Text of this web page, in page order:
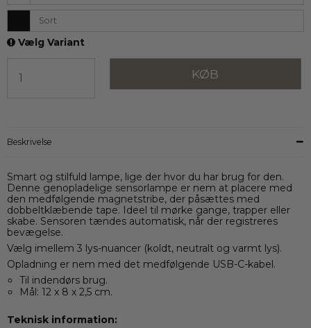
Sort
Vælg Variant
KØB
Beskrivelse
Smart og stilfuld lampe, lige der hvor du har brug for den.
Denne genopladelige sensorlampe er nem at placere med
den medfølgende magnetstribe, der påsættes med
dobbeltklæbende tape. Ideel til mørke gange, trapper eller
skabe. Sensoren tændes automatisk, når der registreres
bevægelse.
Vælg imellem 3 lys-nuancer (koldt, neutralt og varmt lys).
Opladning er nem med det medfølgende USB-C-kabel.
Til indendørs brug.
Mål: 12 x 8 x 2,5 cm.
Teknisk information: